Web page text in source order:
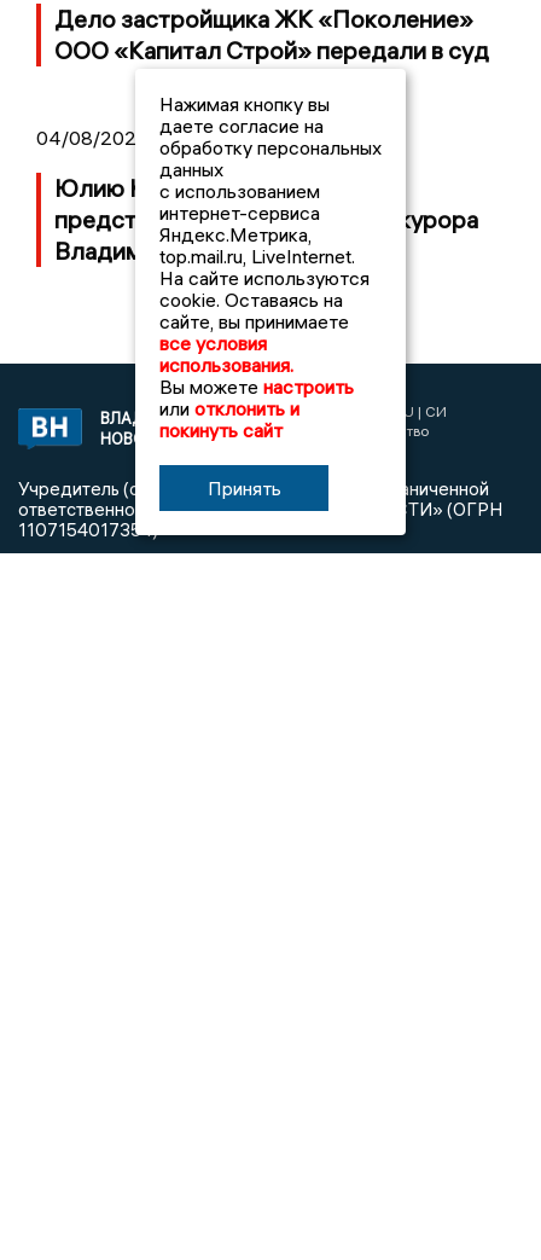
Дело застройщика ЖК «Поколение»
ООО «Капитал Строй» передали в суд
04/08/2026 11:36
Юлию Калистову официально
представили в должности прокурора
Владимирской области
ВЛАДИМИРСКИЕ
НОВОСТИ
2017 © NEWSVLADIMIR.RU | СИ
«Информационное агентство
Учредитель (соучредители): Общество с ограниченной
ответственностью «РЕГИОНАЛЬНЫЕ НОВОСТИ» (ОГРН
1107154017354)
Нажимая кнопку вы
даете согласие на
обработку персональных
данных
с использованием
интернет-сервиса
Яндекс.Метрика,
top.mail.ru, LiveInternet.
На сайте используются
cookie. Оставаясь на
сайте, вы принимаете
все условия
использования.
Вы можете настроить
или отклонить и
покинуть сайт
Принять